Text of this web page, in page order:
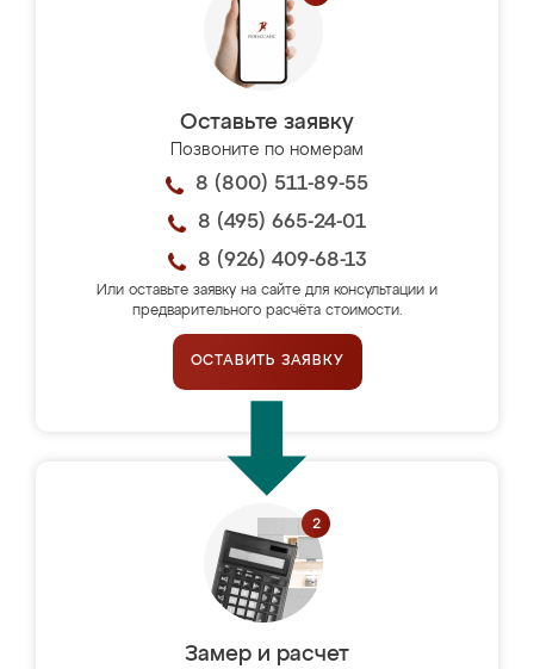
Оставьте заявку
Позвоните по номерам
8 (800) 511-89-55
8 (495) 665-24-01
8 (926) 409-68-13
Или оставьте заявку на сайте для консультации и
предварительного расчёта стоимости.
ОСТАВИТЬ ЗАЯВКУ
Замер и расчет